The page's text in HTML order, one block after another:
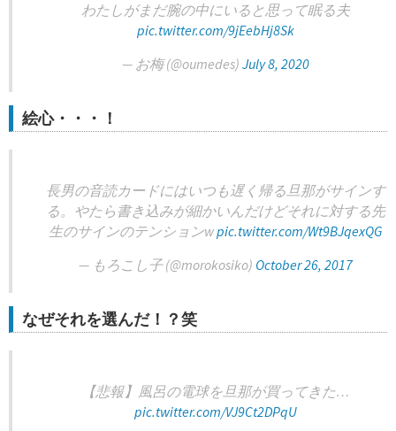
わたしがまだ腕の中にいると思って眠る夫
pic.twitter.com/9jEebHj8Sk
— お梅 (@oumedes) July 8, 2020
絵心・・・！
長男の音読カードにはいつも遅く帰る旦那がサインす
る。やたら書き込みが細かいんだけどそれに対する先
生のサインのテンションwpic.twitter.com/Wt9BJqexQG
— もろこし子 (@morokosiko) October 26, 2017
なぜそれを選んだ！？笑
【悲報】風呂の電球を旦那が買ってきた…
pic.twitter.com/VJ9Ct2DPqU